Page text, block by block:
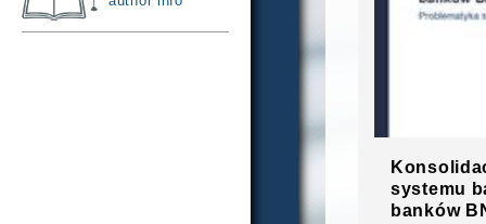
systemu
banków